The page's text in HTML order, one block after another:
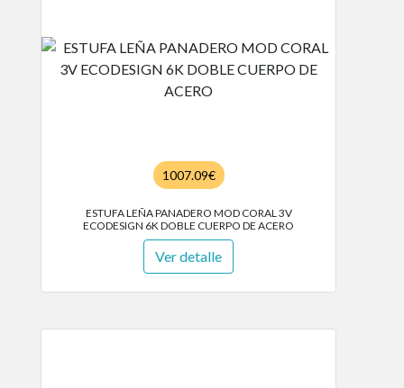
1007.09€
ESTUFA LEÑA PANADERO MOD CORAL 3V
ECODESIGN 6K DOBLE CUERPO DE ACERO
Ver detalle